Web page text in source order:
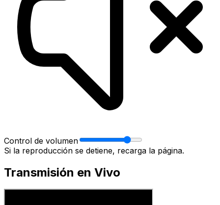
Control de volumen
Si la reproducción se detiene, recarga la página.
Transmisión en Vivo